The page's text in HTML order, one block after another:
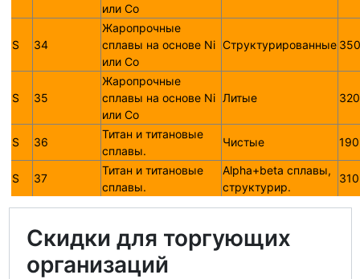
или Со
S 34
Жаропрочные
сплавы на основе Ni
или Со
Структурированные
S 35
Жаропрочные
сплавы на основе Ni
или Со
Литые
S 36
Титан и титановые
сплавы.
Чистые
S 37
Титан и титановые
сплавы.
Alpha+beta сплавы,
структурир.
Скидки для торгующих
организаций